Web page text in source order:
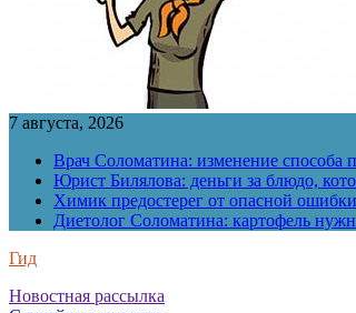
7 августа, 2026
Врач Соломатина: изменение способа
Юрист Билялова: деньги за блюдо,
Химик предостерег от опасной
Диетолог Соломатина: картофель
Гид
Новостная рассылка